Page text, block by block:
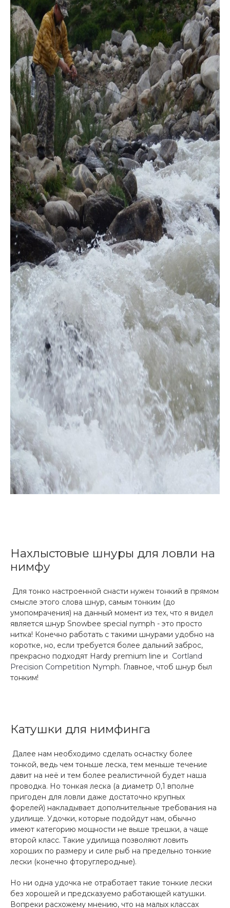
Нахлыстовые шнуры для ловли на
нимфу
Для тонко настроенной снасти нужен тонкий в прямом
смысле этого слова шнур, самым тонким (до
умопомрачения) на данный момент из тех, что я видел
является шнур Snowbee special nymph - это просто
нитка! Конечно работать с такими шнурами удобно на
коротке, но, если требуется более дальний заброс,
прекрасно подходят Нardy premium line и Cortland
Precision Competition Nymph. Главное, чтоб шнур был
тонким!
Катушки для нимфинга
Далее нам необходимо сделать оснастку более
тонкой, ведь чем тоньше леска, тем меньше течение
давит на неё и тем более реалистичной будет наша
проводка. Но тонкая леска (а диаметр 0,1 вполне
пригоден для ловли даже достаточно крупных
форелей) накладывает дополнительные требования на
удилище. Удочки, которые подойдут нам, обычно
имеют категорию мощности не выше трешки, а чаще
второй класс. Такие удилища позволяют ловить
хороших по размеру и силе рыб на предельно тонкие
лески (конечно фторуглеродные).
Но ни одна удочка не отработает такие тонкие лески
без хорошей и предсказуемо работающей катушки.
Вопреки расхожему мнению, что на малых классах